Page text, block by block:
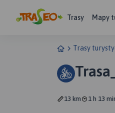
Trasy Mapy
Trasy
13 km 1 h 13